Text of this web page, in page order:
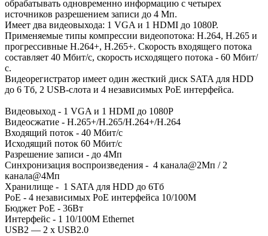
обрабатывать одновременно информацию с четырех
источников разрешением записи до 4 Мп.
Имеет два видеовыхода: 1 VGA и 1 HDMI до 1080Р.
Применяемые типы компрессии видеопотока: H.264, H.265 и
прогрессивные H.264+, H.265+. Скорость входящего потока
составляет 40 Мбит/с, скорость исходящего потока - 60 Мбит/
с.
Видеорегистратор имеет один жесткий диск SATA для HDD
до 6 Тб, 2 USB-слота и 4 независимых PoE интерфейса.
Видеовыход - 1 VGA и 1 HDMI до 1080Р
Видеосжатие - H.265+/H.265/H.264+/H.264
Входящий поток - 40 Мбит/с
Исходящий поток 60 Мбит/с
Разрешение записи - до 4Мп
Синхронизация воспроизведения - 4 канала@2Мп / 2
канала@4Мп
Хранилище - 1 SATA для HDD до 6Тб
PoE - 4 независимых PoE интерфейса 10/100M
Бюджет PoE - 36Вт
Интерфейс - 1 10/100M Ethernet
USB2 — 2 х USB2.0